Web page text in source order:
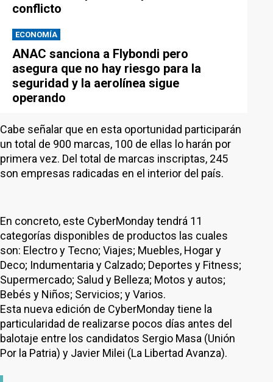
conflicto
ECONOMÍA
ANAC sanciona a Flybondi pero
asegura que no hay riesgo para la
seguridad y la aerolínea sigue
operando
Cabe señalar que en esta oportunidad participarán
un total de 900 marcas, 100 de ellas lo harán por
primera vez. Del total de marcas inscriptas, 245
son empresas radicadas en el interior del país.
En concreto, este CyberMonday tendrá 11
categorías disponibles de productos las cuales
son: Electro y Tecno; Viajes; Muebles, Hogar y
Deco; Indumentaria y Calzado; Deportes y Fitness;
Supermercado; Salud y Belleza; Motos y autos;
Bebés y Niños; Servicios; y Varios.
Esta nueva edición de CyberMonday tiene la
particularidad de realizarse pocos días antes del
balotaje entre los candidatos Sergio Masa (Unión
Por la Patria) y Javier Milei (La Libertad Avanza).